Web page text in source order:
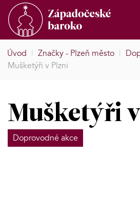
Úvod | Značky - Plzeň město |
Mušketýři v Plzni
Mušketýři
Doprovodné akce